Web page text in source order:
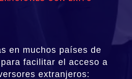
en muchos países de
facilitar el acceso a
extranjeros: